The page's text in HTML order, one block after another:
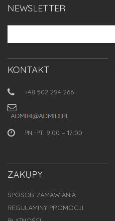
NEWSLETTER
KONTAKT
+48 502 294 266
PN.-PT. 9:00 – 17:00
ZAKUPY
SPOSÓB ZAMAWIANIA
REGULAMINY PROMOCJI